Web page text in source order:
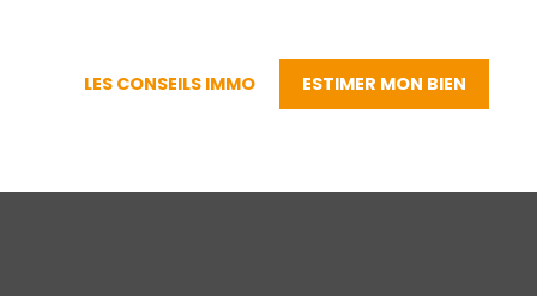
LES CONSEILS IMMO ESTIMER MON BIEN